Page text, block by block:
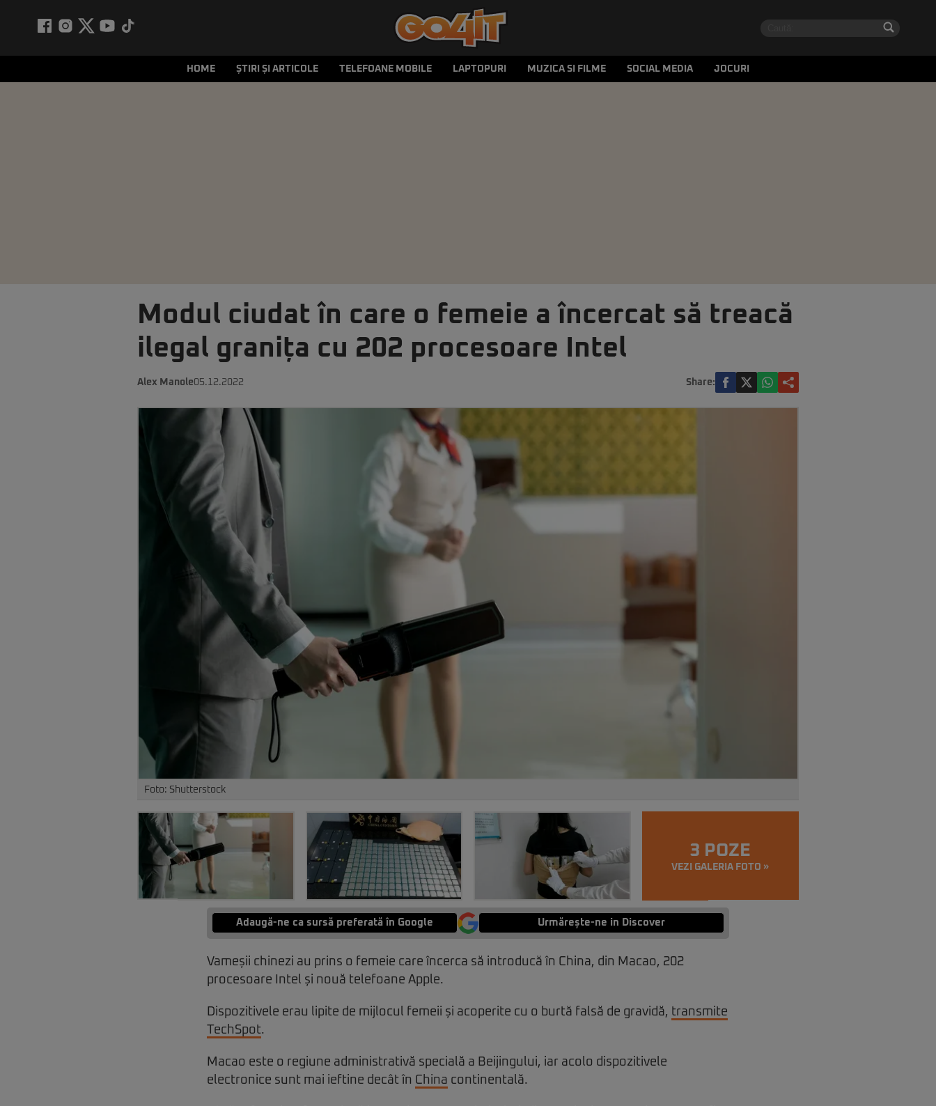
HOME ȘTIRI ȘI ARTICOLE TELEFOANE MOBILE LAPTOPURI MUZICA SI FILME SOCIAL MEDIA JOCURI
Modul ciudat în care o femeie a încercat să treacă
ilegal granița cu 202 procesoare Intel
Alex Manole05.12.2022 Share:
Foto: Shutterstock
3 POZE
VEZI GALERIA FOTO »
Adaugă-ne ca sursă preferată în Google Urmărește-ne in Discover
Vameșii chinezi au prins o femeie care încerca să introducă în China, din Macao, 202
procesoare Intel și nouă telefoane Apple.
Dispozitivele erau lipite de mijlocul femeii și acoperite cu o burtă falsă de gravidă, transmite
TechSpot.
Macao este o regiune administrativă specială a Beijingului, iar acolo dispozitivele
electronice sunt mai ieftine decât în China continentală.